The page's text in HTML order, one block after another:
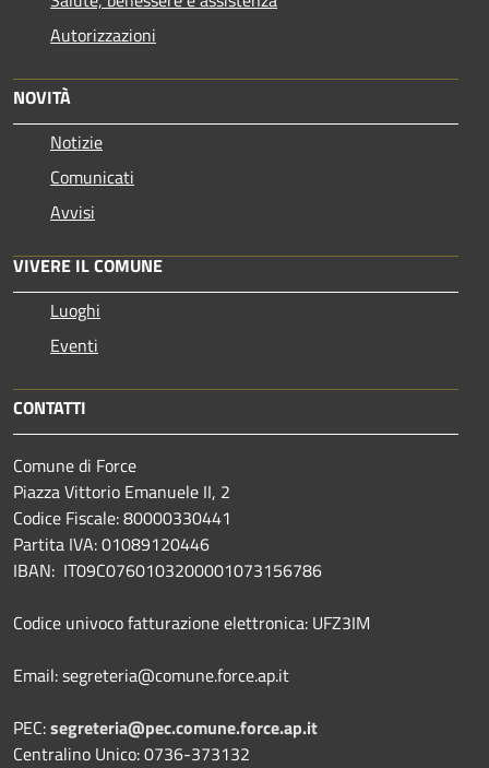
Autorizzazioni
NOVITÀ
Notizie
Comunicati
Avvisi
VIVERE IL COMUNE
Luoghi
Eventi
CONTATTI
Comune di Force
Piazza Vittorio Emanuele II, 2
Codice Fiscale: 80000330441
Partita IVA: 01089120446
IBAN: IT09C0760103200001073156786
Codice univoco fatturazione elettronica: UFZ3IM
Email: segreteria@comune.force.ap.it
PEC:segreteria@pec.comune.force.ap.it
Centralino Unico: 0736-373132